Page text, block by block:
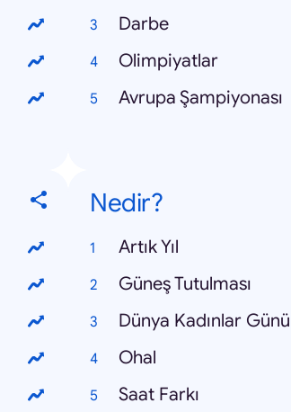
Darbe
Olimpiyatlar
Avrupa Şampiyonası
Nedir?
Artık Yıl
Güneş Tutulması
Dünya Kadınlar Günü
Ohal
Saat Farkı